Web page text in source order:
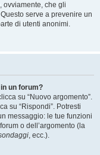
ovviamente, che gli
serve a prevenire un
di utenti anonimi.
un forum?
su “Nuovo argomento”.
su “Rispondi”. Potresti
messaggio: le tue funzioni
o dell’argomento (la
, ecc.).